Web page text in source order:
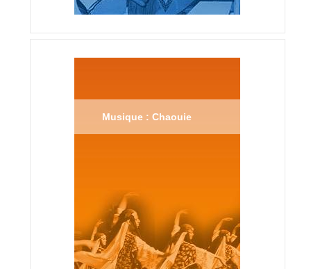
Musique : Chaouie